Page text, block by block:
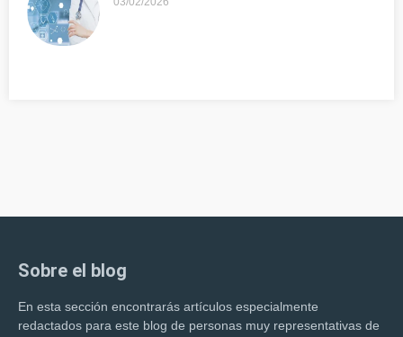
Sobre el blog
En esta sección encontrarás artículos especialmente
redactados para este blog de personas muy representativas de